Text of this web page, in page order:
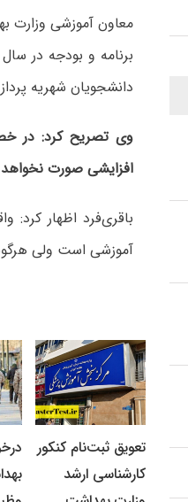
معاون آموزشی وزارت
دانشجویان شهریه
وی تصریح کرد: در
افزایشی صورت
باقری‌فرد اظهار
آموزشی است ولی
تعویق ثبت‌نام کنکور
کارشناسی ارشد